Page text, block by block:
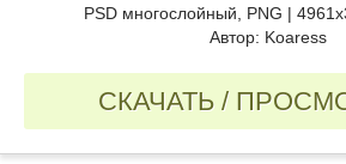
PSD многослойный, PNG |
Автор: Koaress
СКАЧАТЬ /